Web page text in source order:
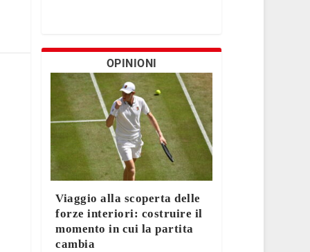
OPINIONI
Viaggio alla scoperta delle
forze interiori: costruire il
momento in cui la partita
cambia